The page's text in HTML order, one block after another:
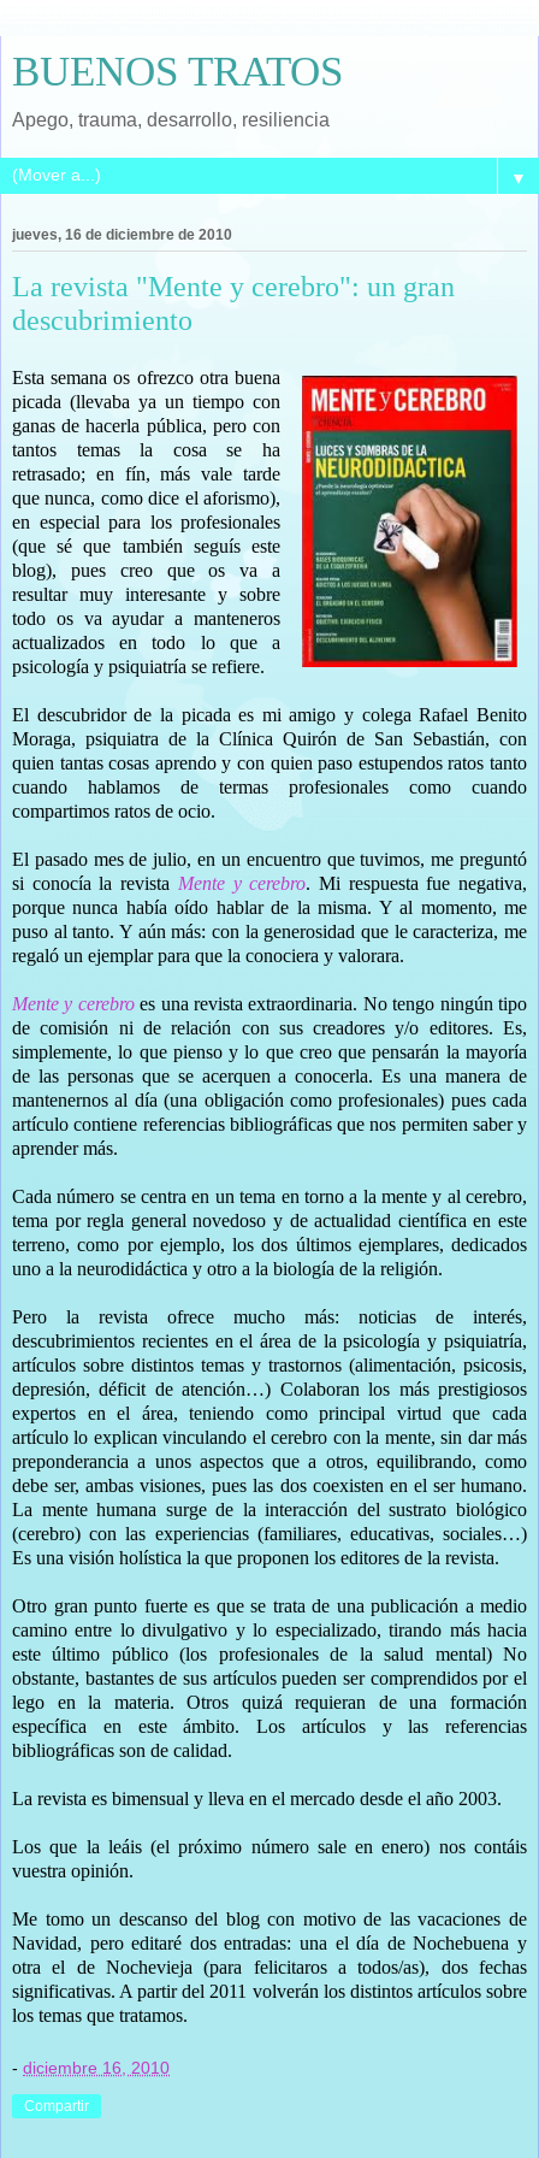
BUENOS TRATOS
Apego, trauma, desarrollo, resiliencia
▼
jueves, 16 de diciembre de 2010
La revista "Mente y cerebro": un gran
descubrimiento
Esta semana os ofrezco otra buena
picada (llevaba ya un tiempo con
ganas de hacerla pública, pero con
tantos temas la cosa se ha
retrasado; en fín, más vale tarde
que nunca, como dice el aforismo),
en especial para los profesionales
(que sé que también seguís este
blog), pues creo que os va a
resultar muy interesante y sobre
todo os va ayudar a manteneros
actualizados en todo lo que a
psicología y psiquiatría se refiere.
El descubridor de la picada es mi amigo y colega Rafael Benito
Moraga, psiquiatra de la Clínica Quirón de San Sebastián, con
quien tantas cosas aprendo y con quien paso estupendos ratos tanto
cuando hablamos de termas profesionales como cuando
compartimos ratos de ocio.
El pasado mes de julio, en un encuentro que tuvimos, me preguntó
si conocía la revista Mente y cerebro. Mi respuesta fue negativa,
porque nunca había oído hablar de la misma. Y al momento, me
puso al tanto. Y aún más: con la generosidad que le caracteriza, me
regaló un ejemplar para que la conociera y valorara.
Mente y cerebro es una revista extraordinaria. No tengo ningún tipo
de comisión ni de relación con sus creadores y/o editores. Es,
simplemente, lo que pienso y lo que creo que pensarán la mayoría
de las personas que se acerquen a conocerla. Es una manera de
mantenernos al día (una obligación como profesionales) pues cada
artículo contiene referencias bibliográficas que nos permiten saber y
aprender más.
Cada número se centra en un tema en torno a la mente y al cerebro,
tema por regla general novedoso y de actualidad científica en este
terreno, como por ejemplo, los dos últimos ejemplares, dedicados
uno a la neurodidáctica y otro a la biología de la religión.
Pero la revista ofrece mucho más: noticias de interés,
descubrimientos recientes en el área de la psicología y psiquiatría,
artículos sobre distintos temas y trastornos (alimentación, psicosis,
depresión, déficit de atención…) Colaboran los más prestigiosos
expertos en el área, teniendo como principal virtud que cada
artículo lo explican vinculando el cerebro con la mente, sin dar más
preponderancia a unos aspectos que a otros, equilibrando, como
debe ser, ambas visiones, pues las dos coexisten en el ser humano.
La mente humana surge de la interacción del sustrato biológico
(cerebro) con las experiencias (familiares, educativas, sociales…)
Es una visión holística la que proponen los editores de la revista.
Otro gran punto fuerte es que se trata de una publicación a medio
camino entre lo divulgativo y lo especializado, tirando más hacia
este último público (los profesionales de la salud mental) No
obstante, bastantes de sus artículos pueden ser comprendidos por el
lego en la materia. Otros quizá requieran de una formación
específica en este ámbito. Los artículos y las referencias
bibliográficas son de calidad.
La revista es bimensual y lleva en el mercado desde el año 2003.
Los que la leáis (el próximo número sale en enero) nos contáis
vuestra opinión.
Me tomo un descanso del blog con motivo de las vacaciones de
Navidad, pero editaré dos entradas: una el día de Nochebuena y
otra el de Nochevieja (para felicitaros a todos/as), dos fechas
significativas. A partir del 2011 volverán los distintos artículos sobre
los temas que tratamos.
- diciembre 16, 2010
Compartir